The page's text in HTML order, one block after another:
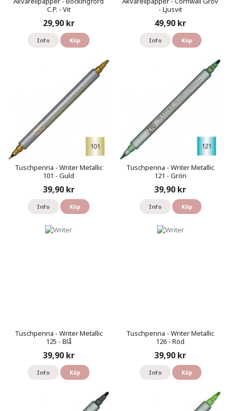
C.P. - Vit
29,90 kr
Info Köp
- Ljusvit
49,90 kr
Info Köp
Tuschpenna - Writer Metallic
101 - Guld
39,90 kr
Info Köp
Tuschpenna - Writer Metallic
121 - Grön
39,90 kr
Info Köp
Tuschpenna - Writer Metallic
125 - Blå
39,90 kr
Info Köp
Tuschpenna - Writer Metallic
126 - Röd
39,90 kr
Info Köp